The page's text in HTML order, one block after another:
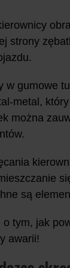
strony
gumowe
metal,
można
są
tym, jak
awarii!